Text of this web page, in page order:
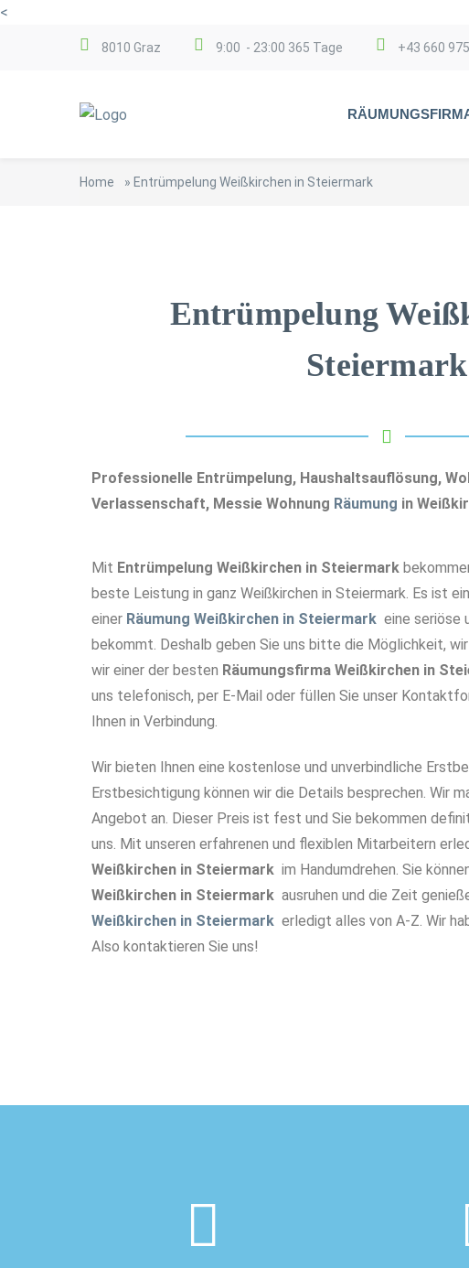
<
8010 Graz 9:00 - 23:00 365 Tage +43 660
Home » Entrümpelung Weißkirchen in Steiermark
Entrümpelung
Steiermark
Professionelle Entrümpelung, Haushaltsauflösung,
Verlassenschaft, Messie Wohnung Räumung in
Mit Entrümpelung Weißkirchen in Steiermark
beste Leistung in ganz Weißkirchen in Steiermark. Es ist
einer Räumung Weißkirchen in Steiermark eine seriöse
bekommt. Deshalb geben Sie uns bitte die Möglichkeit,
wir einer der besten Räumungsfirma Weißkirchen in
uns telefonisch, per E-Mail oder füllen Sie unser
Ihnen in Verbindung.
Wir bieten Ihnen eine kostenlose und unverbindliche
Erstbesichtigung können wir die Details besprechen. Wir
Angebot an. Dieser Preis ist fest und Sie bekommen
uns. Mit unseren erfahrenen und flexiblen Mitarbeitern
Weißkirchen in Steiermark im Handumdrehen. Sie
Weißkirchen in Steiermark ausruhen und die Zeit
Weißkirchen in Steiermark erledigt alles von A-Z. Wir
Also kontaktieren Sie uns!